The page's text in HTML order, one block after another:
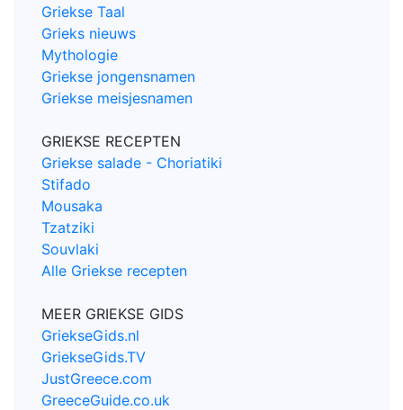
Griekse Taal
Grieks nieuws
Mythologie
Griekse jongensnamen
Griekse meisjesnamen
GRIEKSE RECEPTEN
Griekse salade - Choriatiki
Stifado
Mousaka
Tzatziki
Souvlaki
Alle Griekse recepten
MEER GRIEKSE GIDS
GriekseGids.nl
GriekseGids.TV
JustGreece.com
GreeceGuide.co.uk